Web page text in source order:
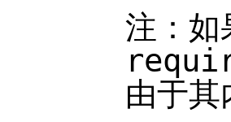
注：如
由于